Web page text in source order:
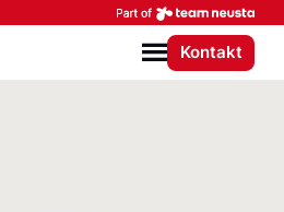
Menü
Kontakt